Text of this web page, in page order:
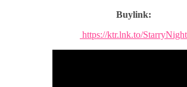
Buylink:
https://ktr.lnk.to/StarryNight